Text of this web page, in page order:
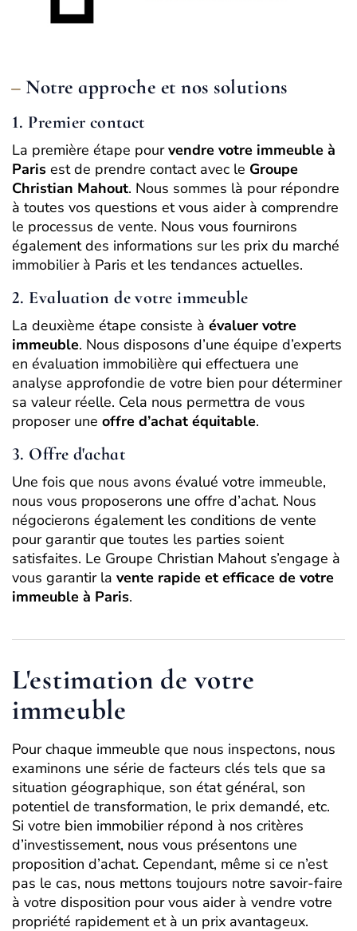
Notre approche et nos solutions
1. Premier contact
La première étape pourvendre votre immeuble à
Paris est de prendre contact avec le Groupe
Christian Mahout. Nous sommes là pour répondre
à toutes vos questions et vous aider à comprendre
le processus de vente. Nous vous fournirons
également des informations sur les prix du marché
immobilier à Paris et les tendances actuelles.
2. Evaluation de votre immeuble
La deuxième étape consiste à évaluer votre
immeuble. Nous disposons d’une équipe d’experts
en évaluation immobilière qui effectuera une
analyse approfondie de votre bien pour déterminer
sa valeur réelle. Cela nous permettra de vous
proposer une offre d’achat équitable.
3. Offre d'achat
Une fois que nous avons évalué votre immeuble,
nous vous proposerons une offre d’achat. Nous
négocierons également les conditions de vente
pour garantir que toutes les parties soient
satisfaites. Le Groupe Christian Mahout s’engage à
vous garantir la vente rapide et efficace de votre
immeuble à Paris.
L'estimation de votre
immeuble
Pour chaque immeuble que nous inspectons, nous
examinons une série de facteurs clés tels que sa
situation géographique, son état général, son
potentiel de transformation, le prix demandé, etc.
Si votre bien immobilier répond à nos critères
d’investissement, nous vous présentons une
proposition d’achat. Cependant, même si ce n’est
pas le cas, nous mettons toujours notre savoir-faire
à votre disposition pour vous aider à vendre votre
propriété rapidement et à un prix avantageux.